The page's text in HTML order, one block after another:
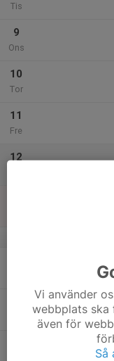
Tis
9
Ons
10
Tor
11
Fre
12
Vi använder
webbplats ska
även för
Så